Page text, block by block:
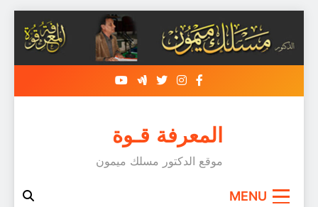
content
المعرفة قـوة
موقع الدكتور مسلك ميمون
MENU